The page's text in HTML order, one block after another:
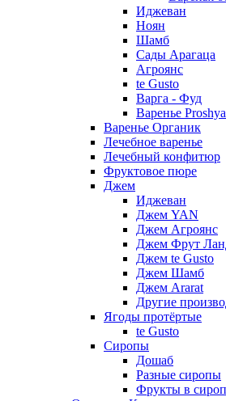
Иджеван
Ноян
Шамб
Сады Арагаца
Агроянс
te Gusto
Варга - Фуд
Варенье
Варенье Органик
Лечебное варенье
Лечебный конфитюр
Фруктовое пюре
Джем
Иджеван
Джем YAN
Джем Агроянс
Джем Фрут
Джем te Gusto
Джем Шамб
Джем Ararat
Другие
Ягоды протёртые
te Gusto
Сиропы
Дошаб
Разные сиропы
Фрукты в